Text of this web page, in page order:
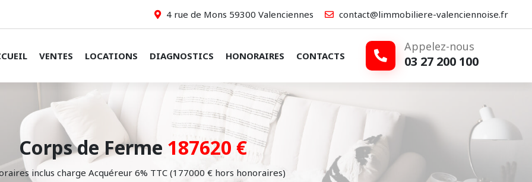
4 rue de Mons 59300 Valenciennes contact@limmobiliere-valenciennoise.fr
Appelez-nous
03 27 200 100
VENTES LOCATIONS DIAGNOSTICS HONORAIRES CONTACTS
Corps de Ferme 187620 €
inclus charge Acquéreur 6% TTC (177000 € hors honoraires)